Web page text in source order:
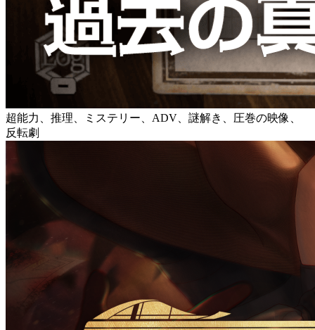
超能力、推理、ミステリー、ADV、謎解き、圧巻の映像、
反転劇